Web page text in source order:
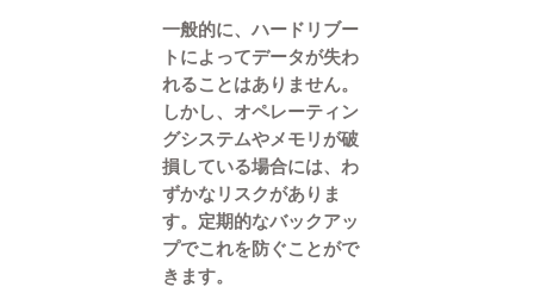
一般的に、ハードリブー
トによってデータが失わ
れることはありません。
しかし、オペレーティン
グシステムやメモリが破
損している場合には、わ
ずかなリスクがありま
す。定期的なバックアッ
プでこれを防ぐことがで
きます。